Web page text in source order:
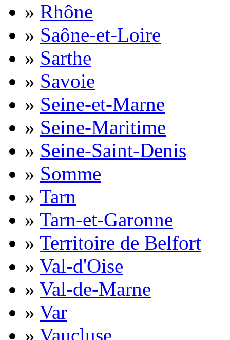
» Rhône
» Saône-et-Loire
» Sarthe
» Savoie
» Seine-et-Marne
» Seine-Maritime
» Seine-Saint-Denis
» Somme
» Tarn
» Tarn-et-Garonne
» Territoire de Belfort
» Val-d'Oise
» Val-de-Marne
» Var
» Vaucluse